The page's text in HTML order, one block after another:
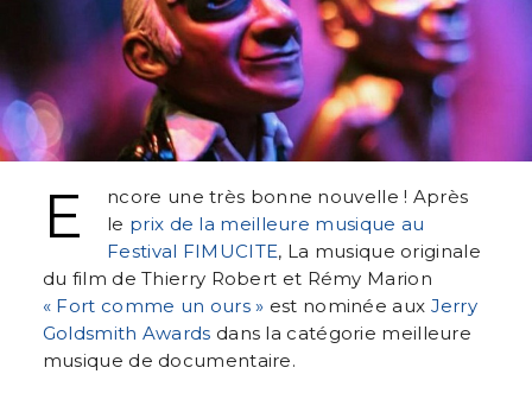
E
ncore une très bonne nouvelle ! Après
le prix de la meilleure musique au
Festival FIMUCITE, La musique originale
du film de Thierry Robert et Rémy Marion
« Fort comme un ours » est nominée aux Jerry
Goldsmith Awards dans la catégorie meilleure
musique de documentaire.